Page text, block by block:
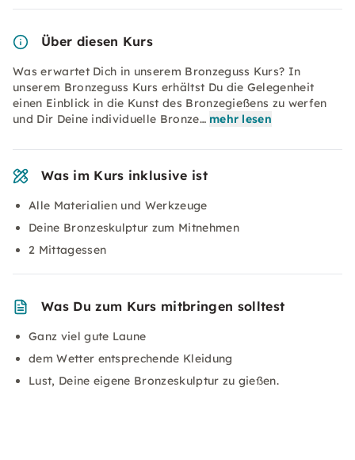
Über diesen Kurs
Was erwartet Dich in unserem Bronzeguss Kurs? In
unserem Bronzeguss Kurs erhältst Du die Gelegenheit
einen Einblick in die Kunst des Bronzegießens zu werfen
und Dir Deine individuelle Bronze… mehr lesen
Was im Kurs inklusive ist
Alle Materialien und Werkzeuge
Deine Bronzeskulptur zum Mitnehmen
2 Mittagessen
Was Du zum Kurs mitbringen solltest
Ganz viel gute Laune
dem Wetter entsprechende Kleidung
Lust, Deine eigene Bronzeskulptur zu gießen.